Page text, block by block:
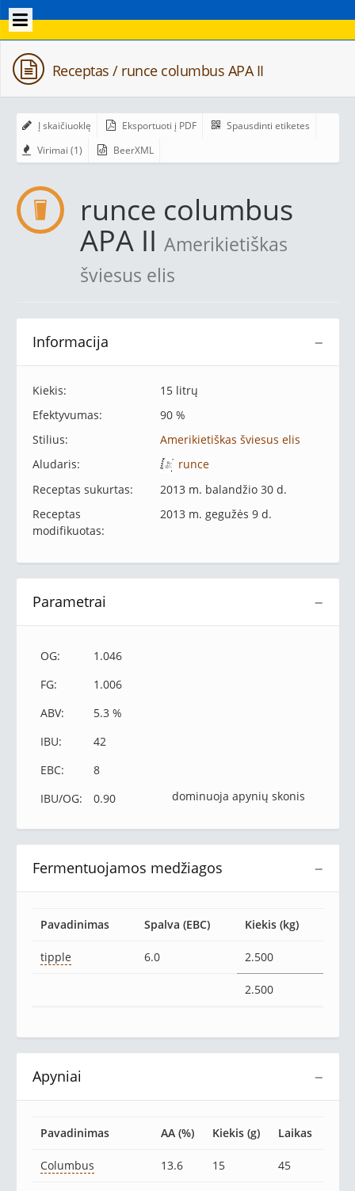
Receptas / runce columbus APA II
Į skaičiuoklę Eksportuoti į PDF
Spausdinti etiketes
Virimai (1)
BeerXML
runce columbus
APA II Amerikietiškas
šviesus elis
−
Informacija
Kiekis:
15 litrų
Efektyvumas:
90 %
Stilius:
Amerikietiškas šviesus elis
Aludaris:
runce
Receptas sukurtas:
2013 m. balandžio 30 d.
Receptas
modifikuotas:
2013 m. gegužės 9 d.
−
Parametrai
OG:
1.046
FG:
1.006
ABV:
5.3 %
IBU:
42
EBC:
8
IBU/OG:
0.90 dominuoja apynių skonis
−
Fermentuojamos medžiagos
Pavadinimas Spalva (EBC) Kiekis (kg)
tipple 6.0 2.500
2.500
−
Apyniai
Pavadinimas AA (%) Kiekis (g) Laikas
Columbus 13.6 15 45